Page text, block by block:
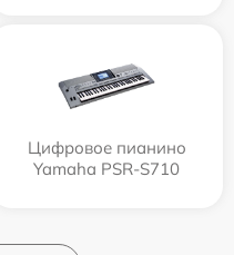
Цифровое пианино
Yamaha PSR-S710